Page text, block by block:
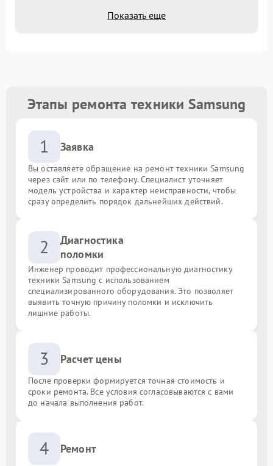
Показать еще
Этапы ремонта техники Samsung
1 Заявка
Вы оставляете обращение на ремонт техники Samsung
через сайт или по телефону. Специалист уточняет
модель устройства и характер неисправности, чтобы
сразу определить порядок дальнейших действий.
2
Диагностика
поломки
Инженер проводит профессиональную диагностику
техники Samsung с использованием
специализированного оборудования. Это позволяет
выявить точную причину поломки и исключить
лишние работы.
3 Расчет цены
После проверки формируется точная стоимость и
сроки ремонта. Все условия согласовываются с вами
до начала выполнения работ.
4 Ремонт